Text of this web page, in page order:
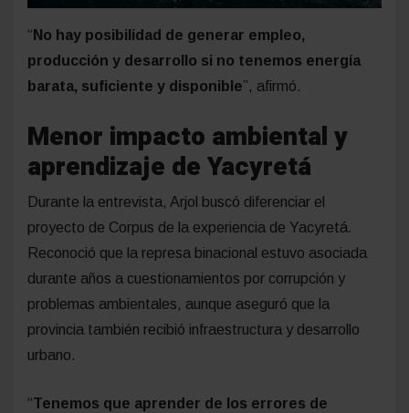
“ No hay posibilidad de generar empleo,
producción y desarrollo si no tenemos energía
barata, suficiente y disponible”, afirmó.
Menor impacto ambiental y
aprendizaje de Yacyretá
Durante la entrevista, Arjol buscó diferenciar el
proyecto de Corpus de la experiencia de Yacyretá.
Reconoció que la represa binacional estuvo asociada
durante años a cuestionamientos por corrupción y
problemas ambientales, aunque aseguró que la
provincia también recibió infraestructura y desarrollo
urbano.
“Tenemos que aprender de los errores de